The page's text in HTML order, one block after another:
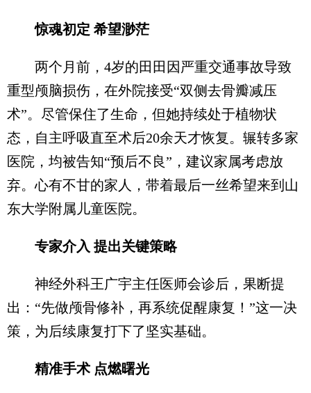
惊魂初定 希望渺茫
两个月前，4岁的田田因严重交通事故导致
重型颅脑损伤，在外院接受“双侧去骨瓣减压
术”。尽管保住了生命，但她持续处于植物状
态，自主呼吸直至术后20余天才恢复。辗转多家
医院，均被告知“预后不良”，建议家属考虑放
弃。心有不甘的家人，带着最后一丝希望来到山
东大学附属儿童医院。
专家介入 提出关键策略
神经外科王广宇主任医师会诊后，果断提
出：“先做颅骨修补，再系统促醒康复！”这一决
策，为后续康复打下了坚实基础。
精准手术 点燃曙光